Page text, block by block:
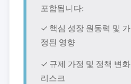
포함됩니다:
✓ 핵심 성장 원동력 및 가
정된 영향
✓ 규제 가정 및 정책 변화
리스크